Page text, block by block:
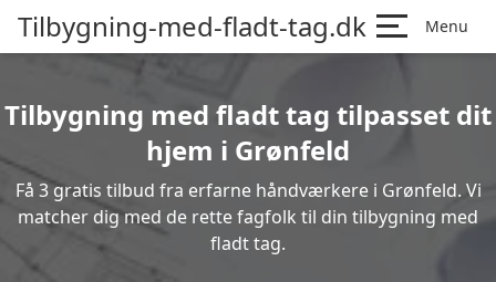
Tilbygning-med-fladt-tag.dk Menu
Tilbygning med fladt tag tilpasset dit
hjem i Grønfeld
Få 3 gratis tilbud fra erfarne håndværkere i Grønfeld. Vi
matcher dig med de rette fagfolk til din tilbygning med
fladt tag.